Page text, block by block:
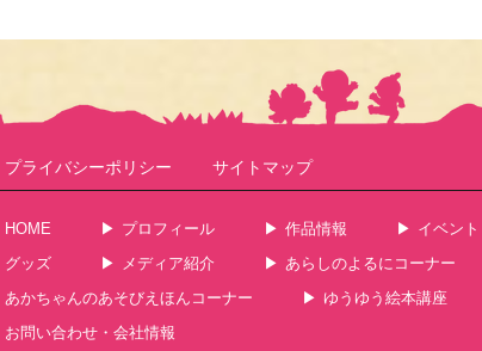
プライバシーポリシー サイトマップ
HOME プロフィール 作品情報 イベント
グッズ
メディア紹介
あらしのよるにコーナー
あかちゃんのあそびえほんコーナー
ゆうゆう絵本講座
お問い合わせ・会社情報